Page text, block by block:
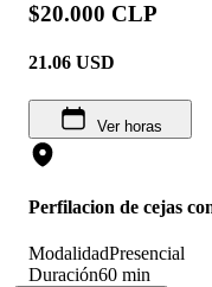
$20.000 CLP
21.06 USD
Ver horas
Perfilacion de cejas
ModalidadPresencial
Duración60 min